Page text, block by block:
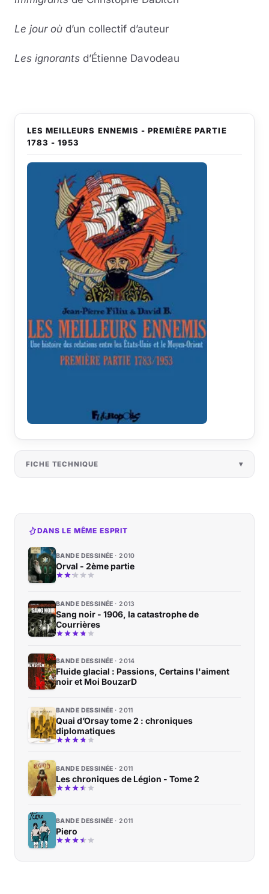
Le jour où d’un collectif d’auteur
Les ignorants d’Étienne Davodeau
LES MEILLEURS ENNEMIS - PREMIÈRE PARTIE
1783 - 1953
FICHE TECHNIQUE
DANS LE MÊME ESPRIT
BANDE DESSINÉE 2010
Orval - 2ème partie
BANDE DESSINÉE 2013
Sang noir - 1906, la catastrophe de
Courrières
BANDE DESSINÉE 2014
Fluide glacial : Passions, Certains l'aiment
noir et Moi BouzarD
BANDE DESSINÉE 2011
Quai d’Orsay tome 2 : chroniques
diplomatiques
BANDE DESSINÉE 2011
Les chroniques de Légion - Tome 2
BANDE DESSINÉE 2011
Piero